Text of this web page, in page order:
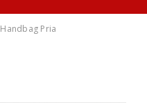
Handbag Pria